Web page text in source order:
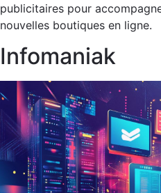
publicitaires pour
nouvelles boutiques en ligne.
Infomaniak